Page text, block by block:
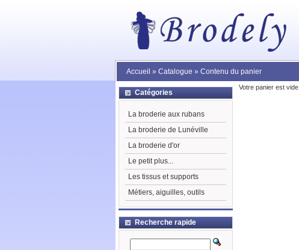
Accueil » Catalogue » Contenu du panier
Votre panier est vide
Catégories
La broderie aux rubans
La broderie de Lunéville
La broderie d'or
Le petit plus...
Les tissus et supports
Métiers, aiguilles, outils
Recherche rapide